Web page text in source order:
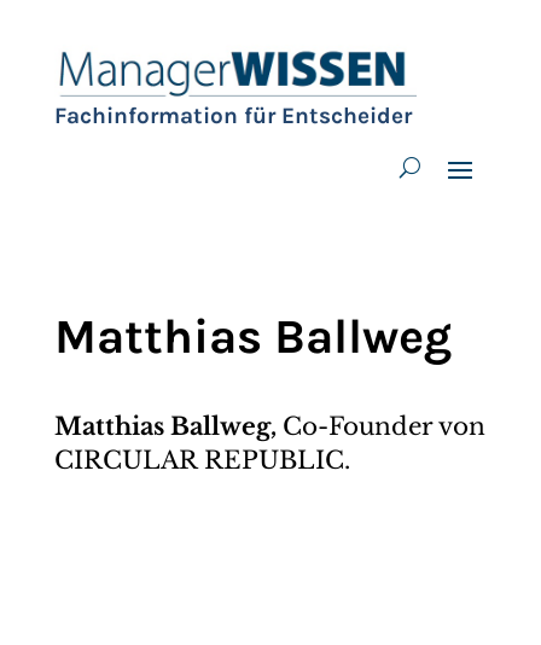
Fachinformation für Entscheider
Matthias Ballweg
Matthias Ballweg, Co-Founder von
CIRCULAR REPUBLIC.